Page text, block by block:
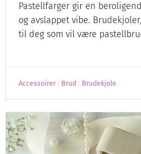
Pastellfarger gir en
og avslappet vibe.
til deg som vil være
Accessoirer Brud Brudekjole